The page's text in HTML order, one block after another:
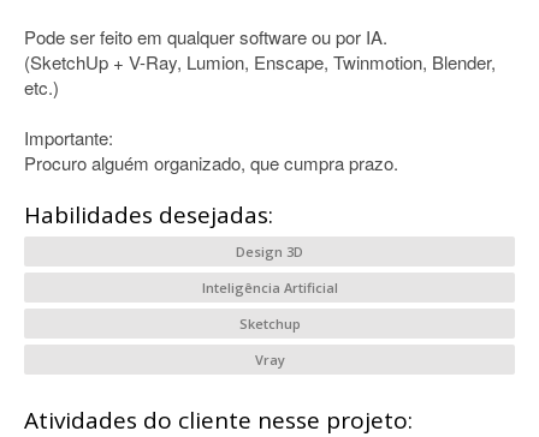
Pode ser feito em qualquer software ou por IA.
(SketchUp + V-Ray, Lumion, Enscape, Twinmotion, Blender,
etc.)
Importante:
Procuro alguém organizado, que cumpra prazo.
Habilidades desejadas:
Design 3D
Inteligência Artificial
Sketchup
Vray
Atividades do cliente nesse projeto: